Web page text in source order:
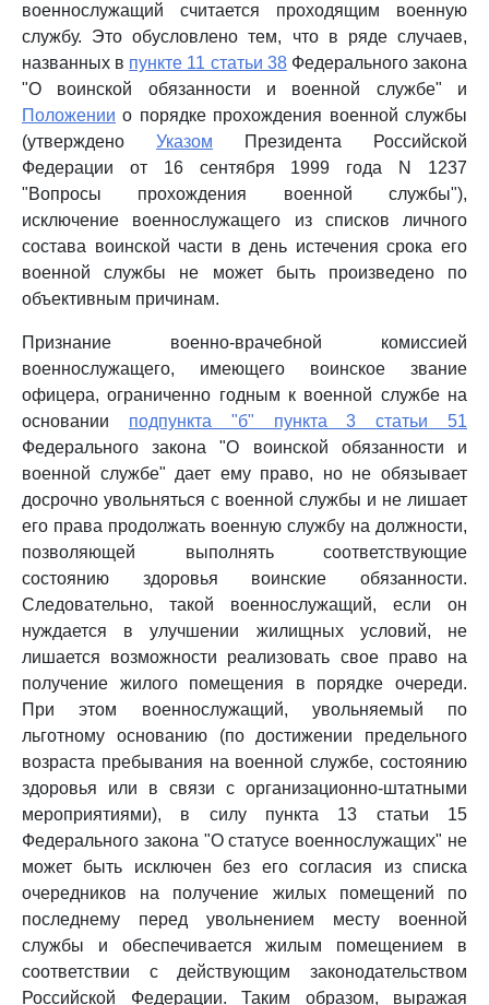
военнослужащий считается проходящим военную
службу. Это обусловлено тем, что в ряде случаев,
названных в пункте 11 статьи 38Федерального закона
"О воинской обязанности и военной службе" и
Положении о порядке прохождения военной службы
(утверждено Указом Президента Российской
Федерации от 16 сентября 1999 года N 1237
"Вопросы прохождения военной службы"),
исключение военнослужащего из списков личного
состава воинской части в день истечения срока его
военной службы не может быть произведено по
объективным причинам.
Признание военно-врачебной комиссией
военнослужащего, имеющего воинское звание
офицера, ограниченно годным к военной службе на
основании подпункта "б" пункта 3 статьи 51
Федерального закона "О воинской обязанности и
военной службе" дает ему право, но не обязывает
досрочно увольняться с военной службы и не лишает
его права продолжать военную службу на должности,
позволяющей выполнять соответствующие
состоянию здоровья воинские обязанности.
Следовательно, такой военнослужащий, если он
нуждается в улучшении жилищных условий, не
лишается возможности реализовать свое право на
получение жилого помещения в порядке очереди.
При этом военнослужащий, увольняемый по
льготному основанию (по достижении предельного
возраста пребывания на военной службе, состоянию
здоровья или в связи с организационно-штатными
мероприятиями), в силу пункта 13 статьи 15
Федерального закона "О статусе военнослужащих" не
может быть исключен без его согласия из списка
очередников на получение жилых помещений по
последнему перед увольнением месту военной
службы и обеспечивается жилым помещением в
соответствии с действующим законодательством
Российской Федерации. Таким образом, выражая